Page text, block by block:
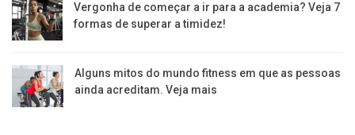
Vergonha de começar a ir para a academia? Veja 7
formas de superar a timidez!
Alguns mitos do mundo fitness em que as pessoas
ainda acreditam. Veja mais